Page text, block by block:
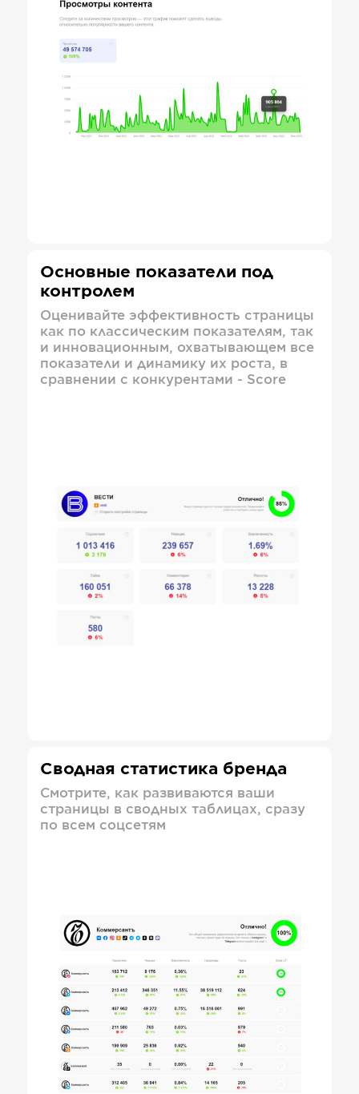
Основные показатели под
контролем
Оценивайте эффективность страницы
как по классическим показателям, так
и инновационным, охватывающем все
показатели и динамику их роста, в
сравнении с конкурентами - Score
Сводная статистика бренда
Смотрите, как развиваются ваши
страницы в сводных таблицах, сразу
по всем соцсетям